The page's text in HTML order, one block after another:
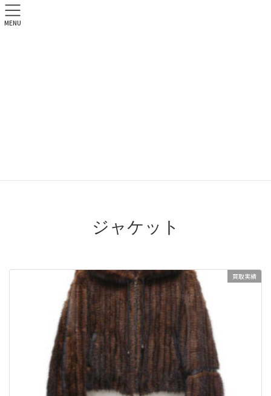
ジャケット
買取実績
MENU